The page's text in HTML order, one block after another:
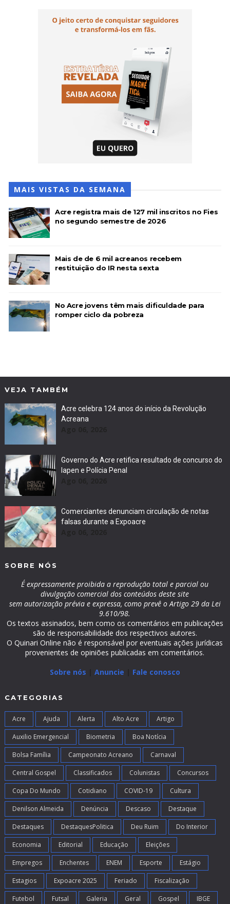
MAIS VISTAS DA SEMANA
Acre registra mais de 127 mil inscritos no Fies
no segundo semestre de 2026
Mais de de 6 mil acreanos recebem
restituição do IR nesta sexta
No Acre jovens têm mais dificuldade para
romper ciclo da pobreza
VEJA TAMBÉM
Acre celebra 124 anos do início da Revolução
Acreana
Governo do Acre retifica resultado de concurso do
Iapen e Polícia Penal
Comerciantes denunciam circulação de notas
falsas durante a Expoacre
SOBRE NÓS
É expressamente proibida a reprodução total e parcial ou
divulgação comercial dos conteúdos deste site
sem autorização prévia e expressa, como prevê o Artigo 29 da Lei
9.610/98.
Os textos assinados, bem como os comentários em publicações
são de responsabilidade dos respectivos autores.
O Quinari Online não é responsável por eventuais ações jurídicas
provenientes de opiniões publicadas em comentários.
Sobre nós
Anuncie Fale conosco
CATEGORIAS
Acre Ajuda Alerta Alto Acre Artigo
Auxilio Emergencial Biometria Boa Notícia
Bolsa Família Campeonato Acreano Carnaval
Central Gospel Classificados Colunistas Concursos
Copa Do Mundo Cotidiano COVID-19 Cultura
Denilson Almeida Denúncia Descaso Destaque
Destaques DestaquesPolitica Deu Ruim Do Interior
Economia Editorial Educação Eleições
Empregos Enchentes ENEM Esporte Estágio
Estagios Expoacre 2025 Feriado Fiscalização
Futebol Futsal Galeria Geral Gospel IBGE